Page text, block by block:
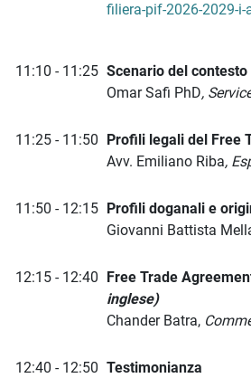
filiera-pif-2026-2029-i-
11:10 - 11:25 Scenario del
Omar Safi PhD,
11:25 - 11:50 Profili legali del Free
Avv. Emiliano Riba,
11:50 - 12:15 Profili doganali e
Giovanni Battista
12:15 - 12:40 Free Trade
inglese)
Chander Batra,
12:40 - 12:50 Testimonianza